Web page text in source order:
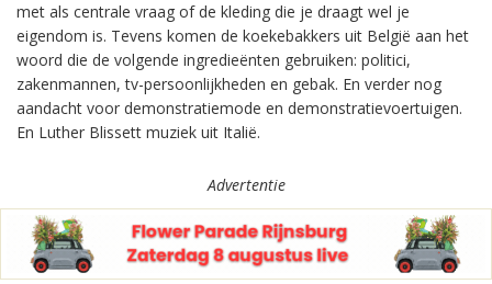
met als centrale vraag of de kleding die je draagt wel je
eigendom is. Tevens komen de koekebakkers uit België aan het
woord die de volgende ingredieënten gebruiken: politici,
zakenmannen, tv-persoonlijkheden en gebak. En verder nog
aandacht voor demonstratiemode en demonstratievoertuigen.
En Luther Blissett muziek uit Italië.
Advertentie